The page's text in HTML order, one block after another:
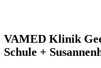
VAMED Klinik
Schule +